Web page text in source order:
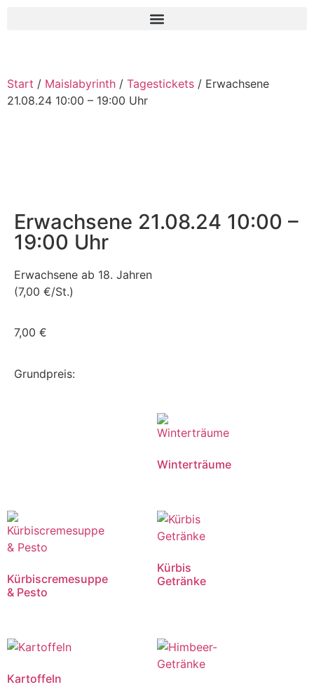
Start / Maislabyrinth / Tagestickets / Erwachsene
21.08.24 10:00 – 19:00 Uhr
Erwachsene 21.08.24 10:00 –
19:00 Uhr
Erwachsene ab 18. Jahren
(7,00 €/St.)
7,00 €
Grundpreis:
Winterträume
Kürbiscremesuppe
& Pesto
Kürbis
Getränke
Kartoffeln